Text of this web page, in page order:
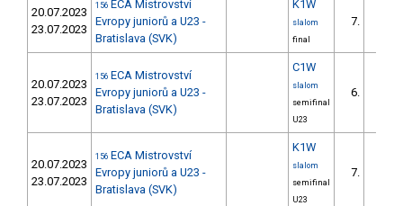
20.07.2023
23.07.2023
156 ECA Mistrovství
Evropy juniorů a U23 -
Bratislava (SVK)
K1W
slalom
final
7.
20.07.2023
23.07.2023
156 ECA Mistrovství
Evropy juniorů a U23 -
Bratislava (SVK)
C1W
slalom
semifinal
U23
6.
20.07.2023
23.07.2023
156 ECA Mistrovství
Evropy juniorů a U23 -
Bratislava (SVK)
K1W
slalom
semifinal
U23
7.